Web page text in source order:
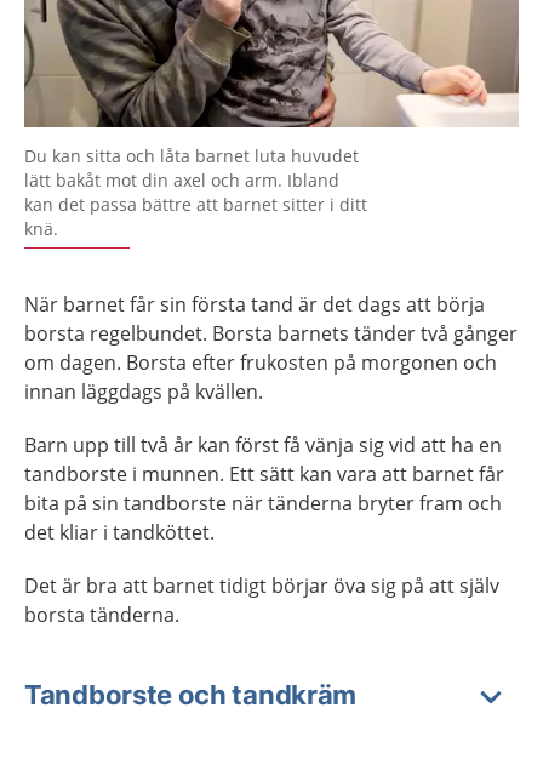
Du kan sitta och låta barnet luta huvudet
lätt bakåt mot din axel och arm. Ibland
kan det passa bättre att barnet sitter i ditt
knä.
När barnet får sin första tand är det dags att börja
borsta regelbundet. Borsta barnets tänder två gånger
om dagen. Borsta efter frukosten på morgonen och
innan läggdags på kvällen.
Barn upp till två år kan först få vänja sig vid att ha en
tandborste i munnen. Ett sätt kan vara att barnet får
bita på sin tandborste när tänderna bryter fram och
det kliar i tandköttet.
Det är bra att barnet tidigt börjar öva sig på att själv
borsta tänderna.
Tandborste och tandkräm